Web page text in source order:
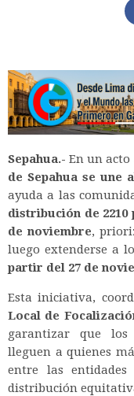
Sepahua.- En un
de Sepahua se une
ayuda a las
distribución de
de noviembre,
luego extenderse a
partir del 27 de
Esta iniciativa,
Local de
garantizar que los
lleguen a quienes
entre las entidades
distribución